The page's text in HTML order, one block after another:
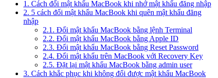
1. Cách đổi mật khẩu MacBook khi nhớ mật khẩu đăng nhập
2. 5 cách đổi mật khẩu MacBook khi quên mật khẩu đăng
nhập
2.1. Đổi mật khẩu MacBook bằng lệnh Terminal
2.2. Đổi mật khẩu MacBook bằng Apple ID
2.3. Đổi mật khẩu MacBook bằng Reset Password
2.4. Đổi mật khẩu trên MacBook với Recovery Key
2.5. Đặt lại mật khẩu MacBook bằng admin user
3. Cách khắc phục khi không đổi được mật khẩu MacBook